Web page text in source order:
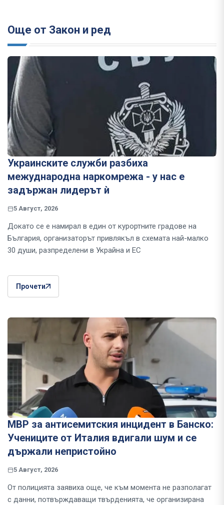
Още от Закон и ред
Украинските служби разбиха
межуднародна наркомрежа - у нас е
задържан лидерът ѝ
5 Август, 2026
Докато се е намирал в един от курортните градове на
България, организаторът привлякъл в схемата най-малко
30 души, разпределени в Украйна и ЕС
Прочети
МВР за антисемитския инцидент в Банско:
Учениците от Италия вдигали шум и се
държали непристойно
5 Август, 2026
От полицията заявиха още, че към момента не разполагат
с данни, потвърждаващи твърденията, че организирана